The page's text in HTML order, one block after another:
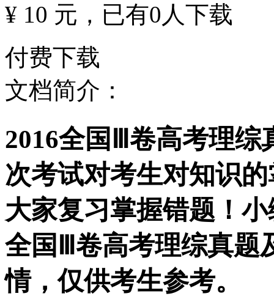
¥ 10 元 ，已有0 人下载
付费下载
文档简介：
2016全国Ⅲ卷高考理综
次考试对考生对知识
大家复习掌握错题！
全国Ⅲ卷高考理综真题
情，仅供考生参考。